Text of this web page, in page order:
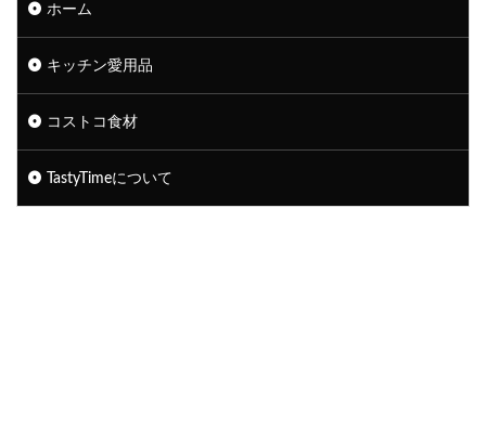
ホーム
キッチン愛用品
コストコ食材
TastyTimeについて